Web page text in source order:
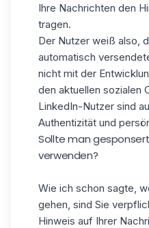
Ihre Nachrichten den
tragen.
Der Nutzer weiß also,
automatisch
nicht mit der
den aktuellen sozialen
LinkedIn-Nutzer sind
Authentizität und
Sollte man
verwenden?
Wie ich schon sagte,
gehen, sind Sie
Hinweis auf Ihrer